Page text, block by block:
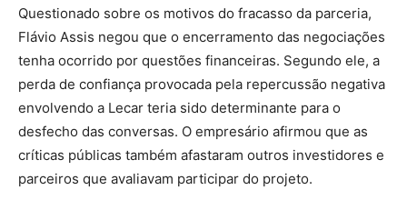
Questionado sobre os motivos do fracasso da parceria,
Flávio Assis negou que o encerramento das negociações
tenha ocorrido por questões financeiras. Segundo ele, a
perda de confiança provocada pela repercussão negativa
envolvendo a Lecar teria sido determinante para o
desfecho das conversas. O empresário afirmou que as
críticas públicas também afastaram outros investidores e
parceiros que avaliavam participar do projeto.